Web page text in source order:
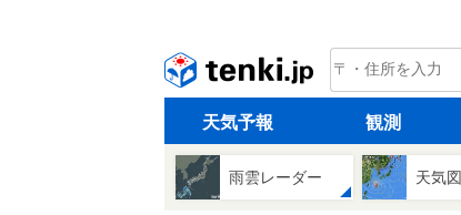
tenki.jp
天気予報 観測
雨雲レーダー 天気図